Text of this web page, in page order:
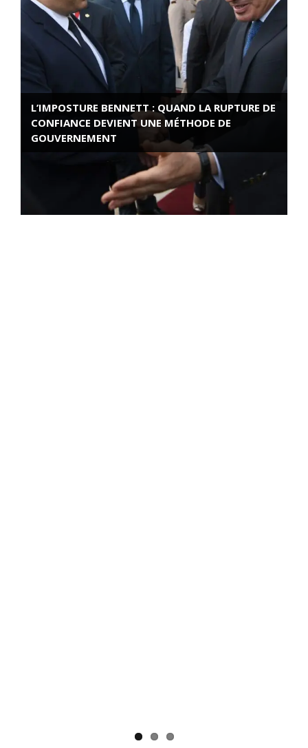
L’IMPOSTURE BENNETT : QUAND LA RUPTURE DE
CONFIANCE DEVIENT UNE MÉTHODE DE
GOUVERNEMENT
ROSE VALLAND, HEROÏNE DE LA RESISTANCE